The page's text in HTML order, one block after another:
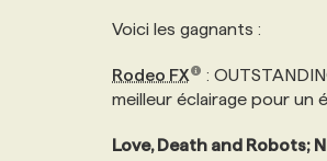
NOS TARIFS
PROGRAMMES DE
ANNONCEZ AVEC NOUS
Voici les gagnants :
Rodeo FX
:
meilleur éclairage pour un
Love, Death and Robots;